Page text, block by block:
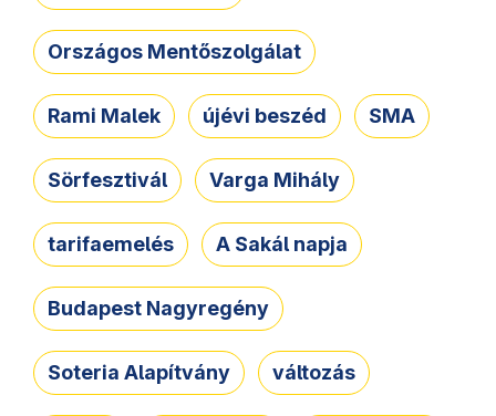
Országos Mentőszolgálat
Rami Malek újévi beszéd SMA
Sörfesztivál Varga Mihály
tarifaemelés A Sakál napja
Budapest Nagyregény
Soteria Alapítvány változás